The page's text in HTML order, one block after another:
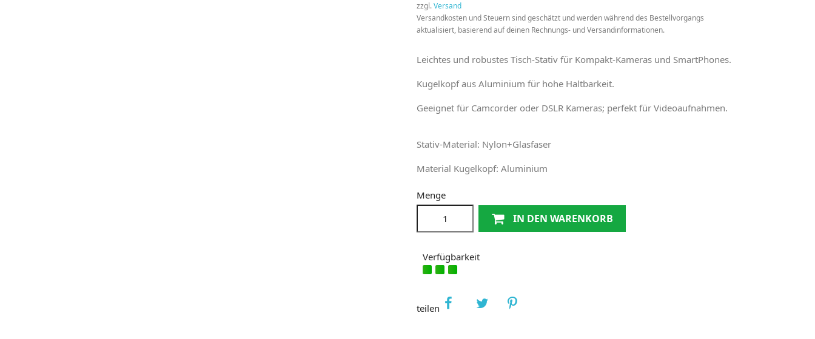
zzgl.Versand
Versandkosten und Steuern sind geschätzt und werden während des Bestellvorgangs
aktualisiert, basierend auf deinen Rechnungs- und Versandinformationen.
Leichtes und robustes Tisch-Stativ für Kompakt-Kameras und SmartPhones.
Kugelkopf aus Aluminium für hohe Haltbarkeit.
Geeignet für Camcorder oder DSLR Kameras; perfekt für Videoaufnahmen.
Stativ-Material: Nylon+Glasfaser
Material Kugelkopf: Aluminium
Menge
IN DEN WARENKORB
Verfügbarkeit
teilen